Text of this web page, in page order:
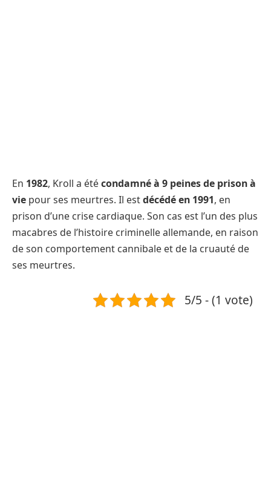
En 1982, Kroll a étécondamné à 9 peines de prison à
vie pour ses meurtres. Il estdécédé en 1991, en
prison d’une crise cardiaque. Son cas est l’un des plus
macabres de l’histoire criminelle allemande, en raison
de son comportement cannibale et de la cruauté de
ses meurtres.
5/5 - (1 vote)